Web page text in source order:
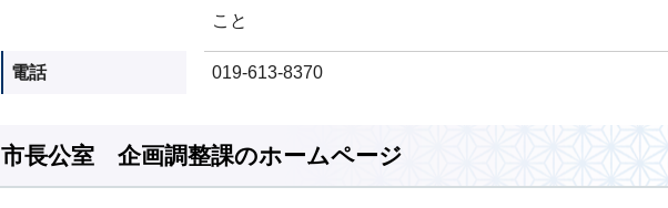
こと
電話 019-613-8370
市長公室 企画調整課のホームページ